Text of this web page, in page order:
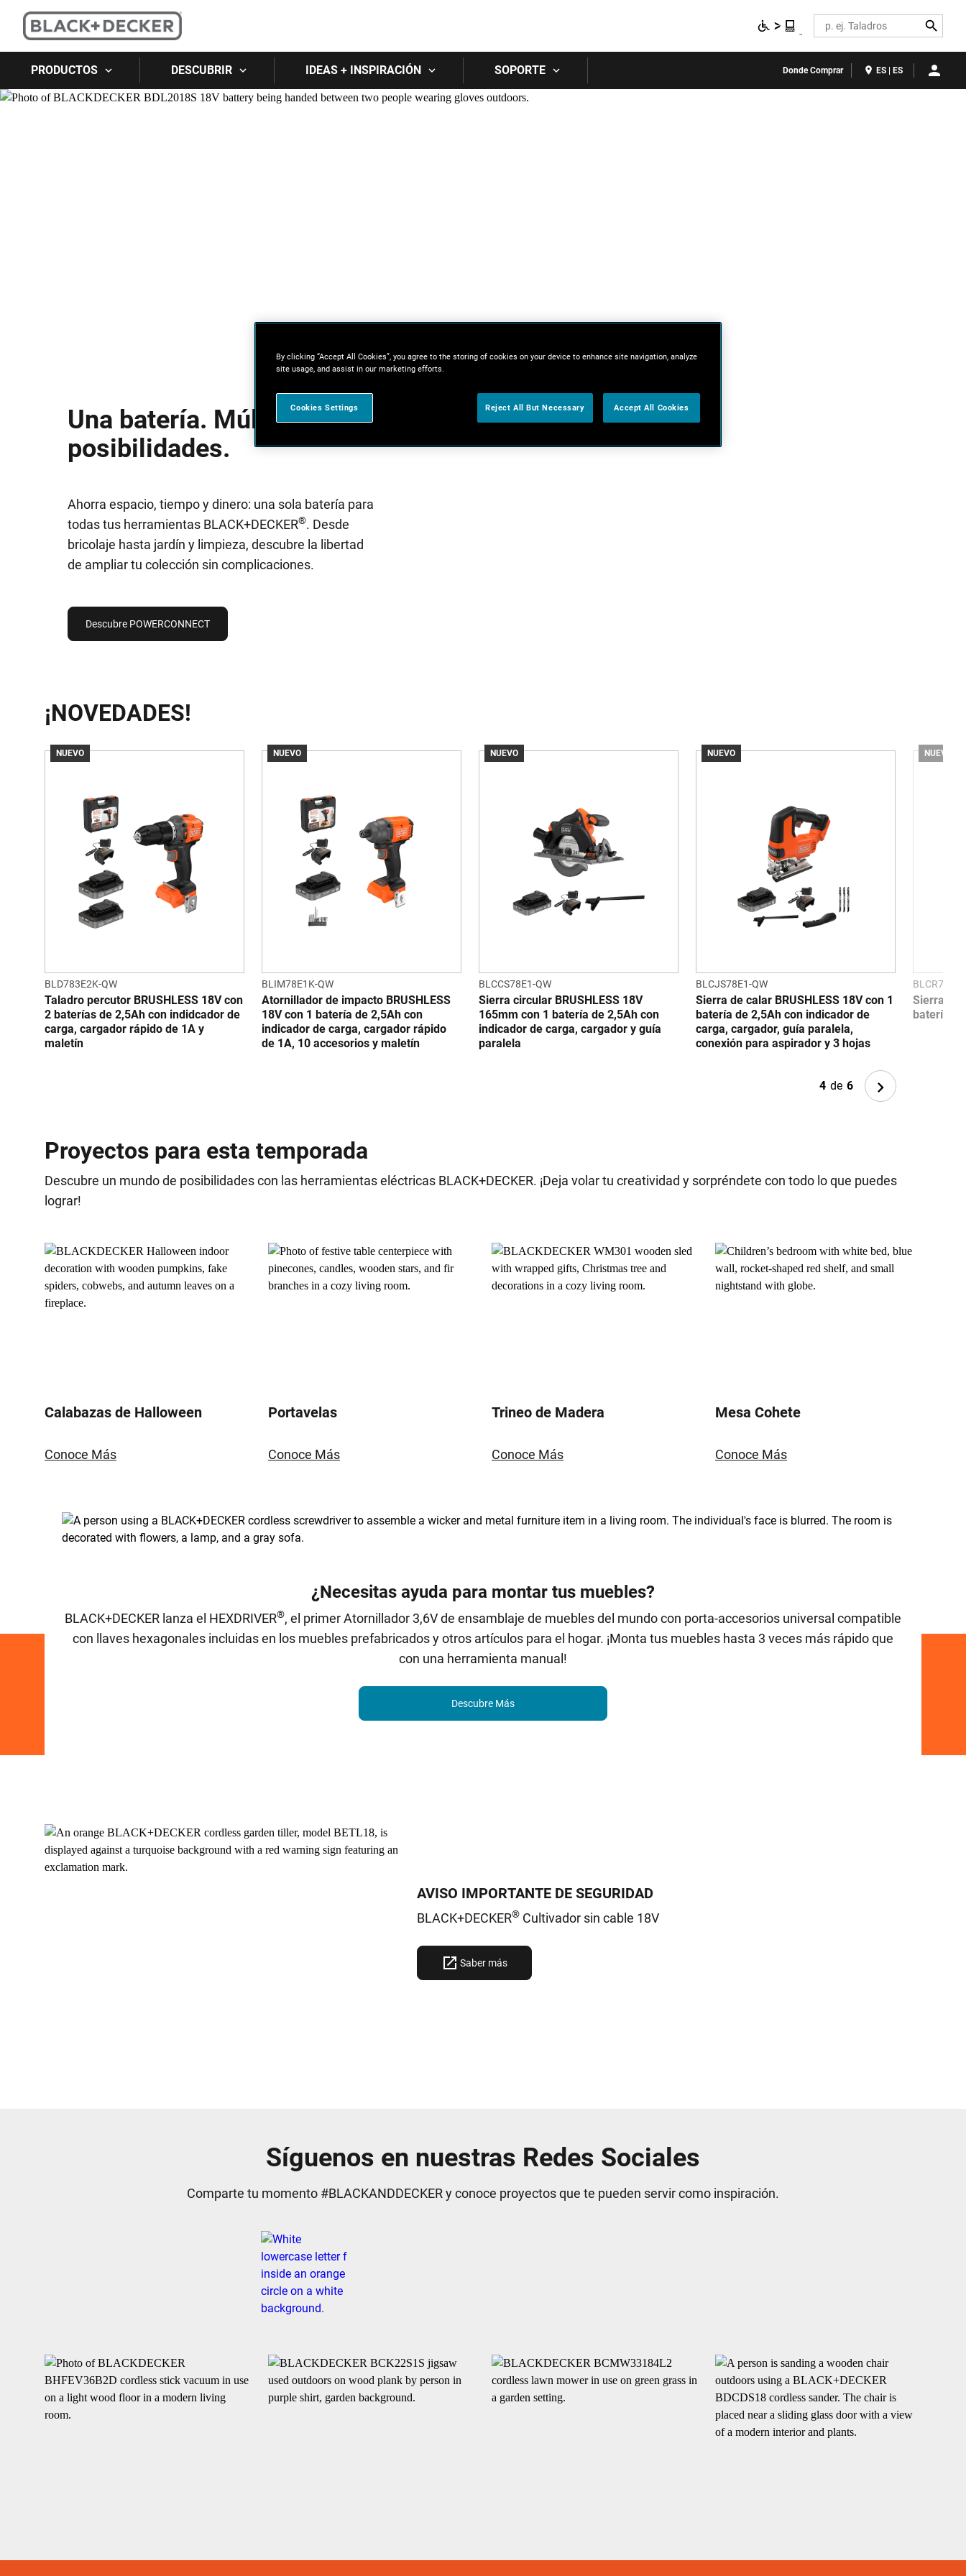
Search
PRODUCTOS DESCUBRIR IDEAS + INSPIRACIÓN SOPORTE Donde Comprar ES | ES
Una batería. Múltiples
posibilidades.
Ahorra espacio, tiempo y dinero: una sola batería para
todas tus herramientas BLACK+DECKER®. Desde
bricolaje hasta jardín y limpieza, descubre la libertad
de ampliar tu colección sin complicaciones.
Descubre POWERCONNECT
¡NOVEDADES!
NUEVO
BLD783E2K-QW
Taladro percutor BRUSHLESS 18V con
2 baterías de 2,5Ah con indidcador de
carga, cargador rápido de 1A y
maletín
NUEVO
BLIM78E1K-QW
Atornillador de impacto BRUSHLESS
18V con 1 batería de 2,5Ah con
indicador de carga, cargador rápido
de 1A, 10 accesorios y maletín
NUEVO
BLCCS78E1-QW
Sierra circular BRUSHLESS 18V
165mm con 1 batería de 2,5Ah con
indicador de carga, cargador y guía
paralela
NUEVO
BLCJS78E1-QW
Sierra de calar BRUSHLESS 18V con 1
batería de 2,5Ah con indicador de
carga, cargador, guía paralela,
conexión para aspirador y 3 hojas
NUEVO
BLCR78E1-
Sierra de
batería
4 de 6
Next
Proyectos para esta temporada
Descubre un mundo de posibilidades con las herramientas eléctricas BLACK+DECKER. ¡Deja volar tu creatividad y sorpréndete con todo lo que puedes
lograr!
Calabazas de Halloween
Conoce Más
Portavelas
Conoce Más
Trineo de Madera
Conoce Más
Mesa Cohete
Conoce Más
¿Necesitas ayuda para montar tus muebles?
BLACK+DECKER lanza el HEXDRIVER®, el primer Atornillador 3,6V de ensamblaje de muebles del mundo con porta-accesorios universal compatible
con llaves hexagonales incluidas en los muebles prefabricados y otros artículos para el hogar. ¡Monta tus muebles hasta 3 veces más rápido que
con una herramienta manual!
Descubre Más
AVISO IMPORTANTE DE SEGURIDAD
BLACK+DECKER® Cultivador sin cable 18V
Saber más
Síguenos en nuestras Redes Sociales
Comparte tu momento #BLACKANDDECKER y conoce proyectos que te pueden servir como inspiración.
By clicking “Accept All Cookies”, you agree to the storing of cookies on your device to enhance site navigation, analyze
site usage, and assist in our marketing efforts.
Cookies Settings Reject All But Necessary Accept All Cookies